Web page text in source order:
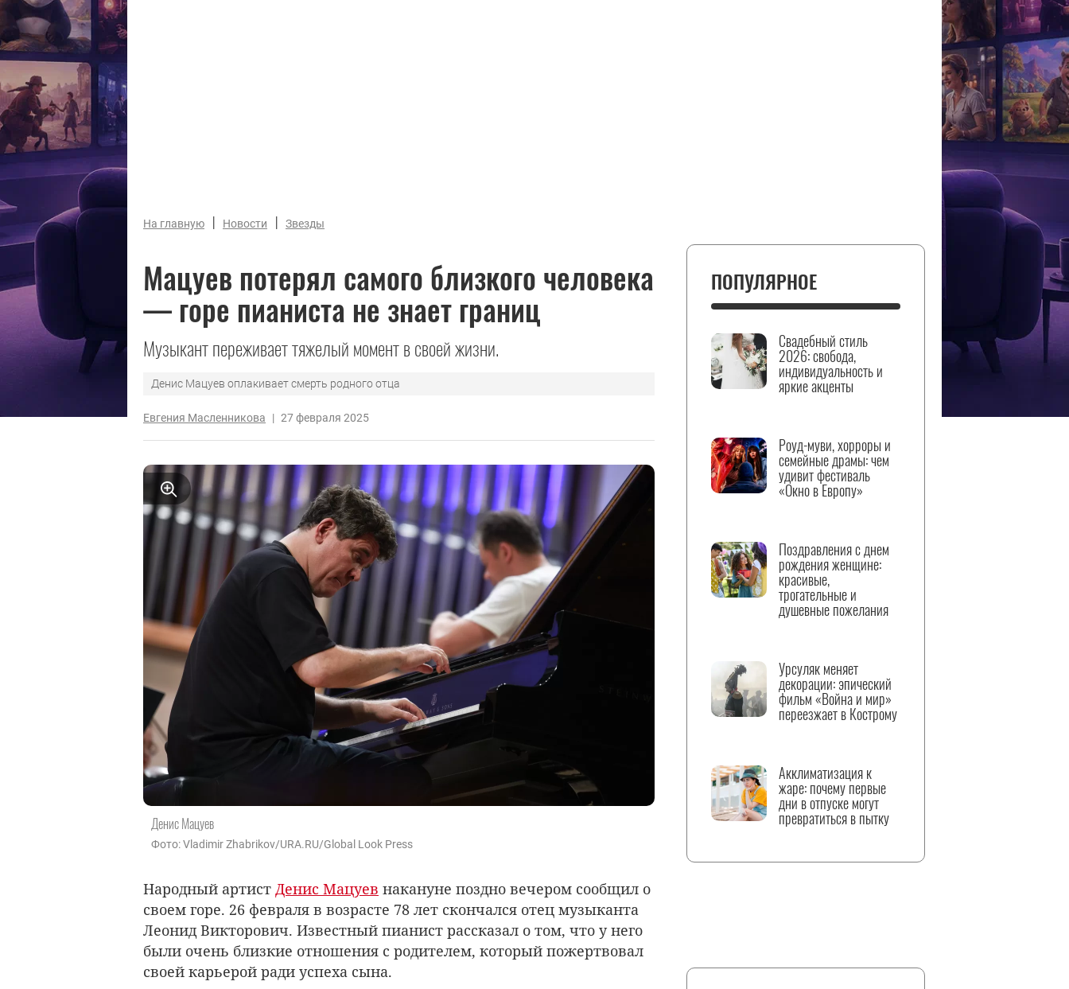
На главную | Новости | Звезды
Мацуев потерял самого близкого человека
— горе пианиста не знает границ
Музыкант переживает тяжелый момент в своей жизни.
Денис Мацуев оплакивает смерть родного отца
Евгения Масленникова | 27 февраля 2025
Денис Мацуев
Фото: Vladimir Zhabrikov/URA.RU/Global Look Press
Народный артист Денис Мацуев накануне поздно вечером сообщил о
своем горе. 26 февраля в возрасте 78 лет скончался отец музыканта
Леонид Викторович. Известный пианист рассказал о том, что у него
были очень близкие отношения с родителем, который пожертвовал
своей карьерой ради успеха сына.
ПОПУЛЯРНОЕ
Свадебный стиль
2026: свобода,
индивидуальность и
яркие акценты
Роуд-муви, хорроры и
семейные драмы: чем
удивит фестиваль
«Окно в Европу»
Поздравления с днем
рождения женщине:
красивые,
трогательные и
душевные пожелания
Урсуляк меняет
декорации: эпический
фильм «Война и мир»
переезжает в Кострому
Акклиматизация к
жаре: почему первые
дни в отпуске могут
превратиться в пытку